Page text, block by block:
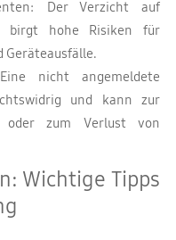
Der Verzicht auf
birgt hohe Risiken für
Geräteausfälle.
nicht angemeldete
und kann zur
oder zum Verlust von
Wichtige Tipps